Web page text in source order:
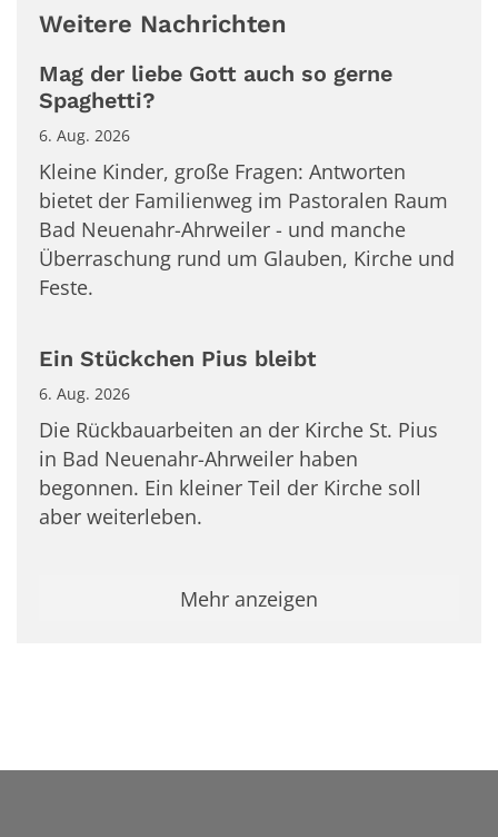
Weitere Nachrichten
Mag der liebe Gott auch so gerne
Spaghetti?
6. Aug. 2026
Kleine Kinder, große Fragen: Antworten
bietet der Familienweg im Pastoralen Raum
Bad Neuenahr-Ahrweiler - und manche
Überraschung rund um Glauben, Kirche und
Feste.
Ein Stückchen Pius bleibt
6. Aug. 2026
Die Rückbauarbeiten an der Kirche St. Pius
in Bad Neuenahr-Ahrweiler haben
begonnen. Ein kleiner Teil der Kirche soll
aber weiterleben.
Mehr anzeigen